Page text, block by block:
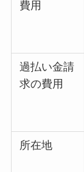
費用
過払い金請
求の費用
所在地